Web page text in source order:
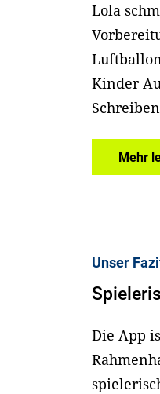
Lola
Kinder
Mehr
Unser
Die App